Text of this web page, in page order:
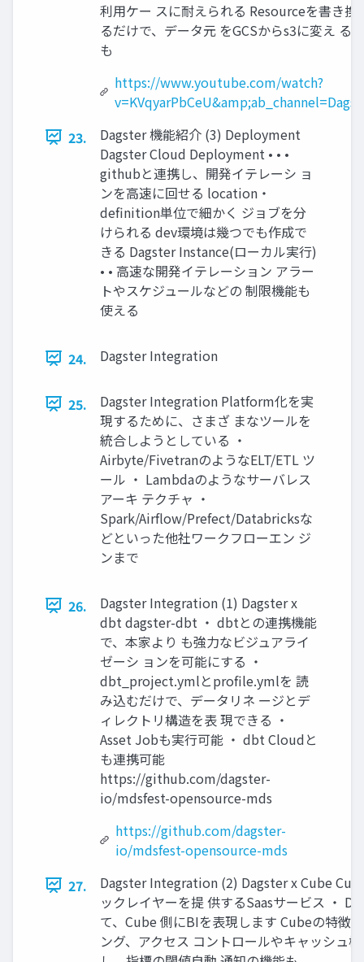
利用ケー スに耐えられる Resourceを書き換
るだけで、データ元 をGCSからs3に変え る
も
https://www.youtube.com/watch?
23.
Dagster 機能紹介 (3) Deployment
Dagster Cloud Deployment • • •
githubと連携し、開発イテレーシ ョ
ンを高速に回せる location・
definition単位で細かく ジョブを分
けられる dev環境は幾つでも作成で
きる Dagster Instance(ローカル実行)
• • 高速な開発イテレーション アラー
トやスケジュールなどの 制限機能も
使える
24. Dagster Integration
25.
Dagster Integration Platform化を実
現するために、さまざ まなツールを
統合しようとしている ・
Airbyte/FivetranのようなELT/ETL ツ
ール ・ Lambdaのようなサーバレス
アーキ テクチャ ・
Spark/Airflow/Prefect/Databricksな
どといった他社ワークフローエン ジ
ンまで
26.
Dagster Integration (1) Dagster x
dbt dagster-dbt ・ dbtとの連携機能
で、本家より も強力なビジュアライ
ゼーシ ョンを可能にする ・
dbt_project.ymlとprofile.ymlを 読
み込むだけで、データリネ ージとデ
ィレクトリ構造を表 現できる ・
Asset Jobも実行可能 ・ dbt Cloudと
も連携可能
https://github.com/dagster-
io/mdsfest-opensource-mds
https://github.com/dagster-
io/mdsfest-opensource-mds
27.
Dagster Integration (2) Dagster x Cube
ックレイヤーを提 供するSaasサービス ・
て、Cube 側にBIを表現します Cubeの特徴
ング、アクセス コントロールやキャッシュ